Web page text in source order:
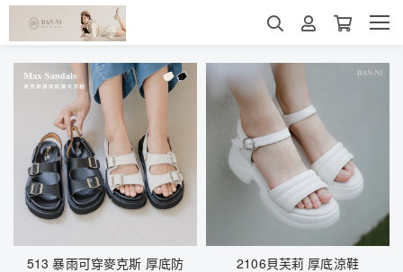
513 暴雨可穿麥克斯 厚底防
2106貝芙莉 厚底涼鞋